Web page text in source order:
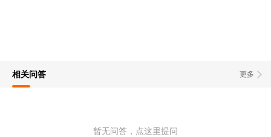
更多
相关问答
暂无问答，点这里提问